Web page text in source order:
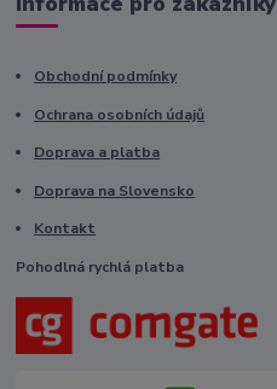
Obchodní podmínky
Ochrana osobních údajů
Doprava a platba
Doprava na Slovensko
Kontakt
Pohodlná rychlá platba